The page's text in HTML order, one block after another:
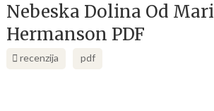
Nebeska Dolina Od Mari
Hermanson PDF
recenzija pdf